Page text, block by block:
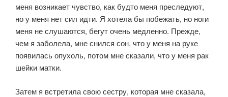
меня возникает чувство, как будто меня преследуют,
но у меня нет сил идти. Я хотела бы побежать, но ноги
меня не слушаются, бегут очень медленно. Прежде,
чем я заболела, мне снился сон, что у меня на руке
появилась опухоль, потом мне сказали, что у меня рак
шейки матки.
Затем я встретила свою сестру, которая мне сказала,